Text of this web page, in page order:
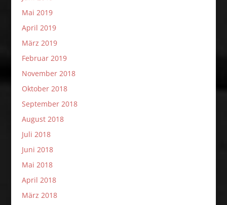
Mai 2019
April 2019
März 2019
Februar 2019
November 2018
Oktober 2018
September 2018
August 2018
Juli 2018
Juni 2018
Mai 2018
April 2018
März 2018